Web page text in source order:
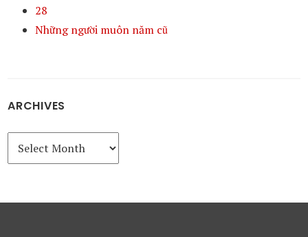
28
Những người muôn năm cũ
ARCHIVES
Archives